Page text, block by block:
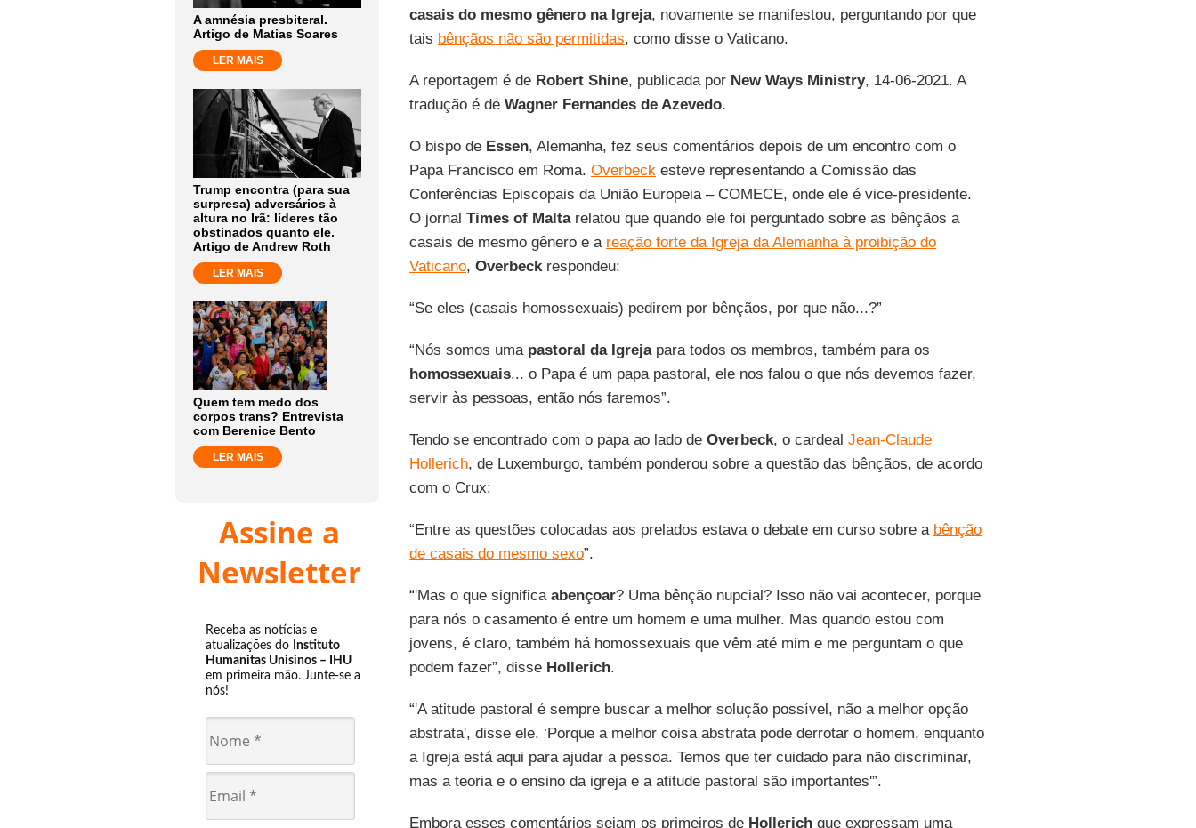
A amnésia presbiteral.
Artigo de Matias Soares
LER MAIS
Trump encontra (para sua
surpresa) adversários à
altura no Irã: líderes tão
obstinados quanto ele.
Artigo de Andrew Roth
LER MAIS
Quem tem medo dos
corpos trans? Entrevista
com Berenice Bento
LER MAIS
Assine a
Newsletter
Receba as notícias e
atualizações do Instituto
Humanitas Unisinos – IHU
em primeira mão. Junte-se a
nós!
casais do mesmo gênero na Igreja, novamente se manifestou, perguntando por que
tais bênçãos não são permitidas, como disse o Vaticano.
A reportagem é de Robert Shine, publicada por New Ways Ministry, 14-06-2021. A
tradução é de Wagner Fernandes de Azevedo.
O bispo de Essen, Alemanha, fez seus comentários depois de um encontro com o
Papa Francisco em Roma. Overbeckesteve representando a Comissão das
Conferências Episcopais da União Europeia – COMECE, onde ele é vice-presidente.
O jornal Times of Maltarelatou que quando ele foi perguntado sobre as bênçãos a
casais de mesmo gênero e a reação forte da Igreja da Alemanha à proibição do
Vaticano, Overbeckrespondeu:
“Se eles (casais homossexuais) pedirem por bênçãos, por que não...?”
“Nós somos uma pastoral da Igrejapara todos os membros, também para os
homossexuais... o Papa é um papa pastoral, ele nos falou o que nós devemos fazer,
servir às pessoas, então nós faremos”.
Tendo se encontrado com o papa ao lado de Overbeck, o cardeal Jean-Claude
Hollerich, de Luxemburgo, também ponderou sobre a questão das bênçãos, de acordo
com o Crux:
“Entre as questões colocadas aos prelados estava o debate em curso sobre a bênção
de casais do mesmo sexo”.
“'Mas o que significa abençoar? Uma bênção nupcial? Isso não vai acontecer, porque
para nós o casamento é entre um homem e uma mulher. Mas quando estou com
jovens, é claro, também há homossexuais que vêm até mim e me perguntam o que
podem fazer”, disse Hollerich.
“'A atitude pastoral é sempre buscar a melhor solução possível, não a melhor opção
abstrata', disse ele. ‘Porque a melhor coisa abstrata pode derrotar o homem, enquanto
a Igreja está aqui para ajudar a pessoa. Temos que ter cuidado para não discriminar,
mas a teoria e o ensino da igreja e a atitude pastoral são importantes'”.
Embora esses comentários sejam os primeiros de Hollerichque expressam uma